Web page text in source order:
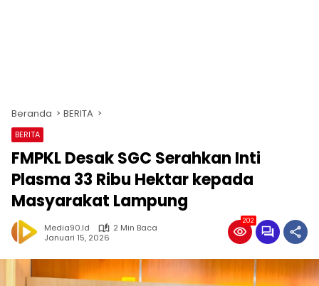
Beranda BERITA
BERITA
FMPKL Desak SGC Serahkan Inti
Plasma 33 Ribu Hektar kepada
Masyarakat Lampung
Media90.id
2 Min Baca
Januari 15, 2026
202